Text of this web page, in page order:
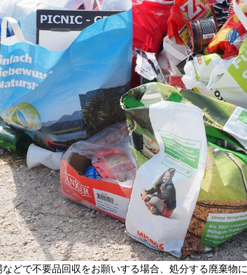
などで不要品回収をお願いする場合、処分する廃棄物